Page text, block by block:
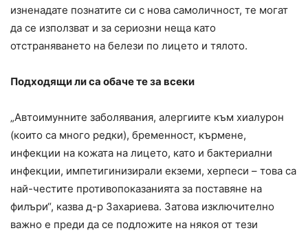
изненадате познатите си с нова самоличност, те могат
да се използват и за сериозни неща като
отстраняването на белези по лицето и тялото.
Подходящи ли са обаче те за всеки
„Автоимунните заболявания, алергиите към хиалурон
(които са много редки), бременност, кърмене,
инфекции на кожата на лицето, като и бактериални
инфекции, импетигинизирали екземи, херпеси – това са
най-честите противопоказанията за поставяне на
филъри“, казва д-р Захариева. Затова изключително
важно е преди да се подложите на някоя от тези